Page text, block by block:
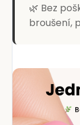
🌿 Bez
broušení,